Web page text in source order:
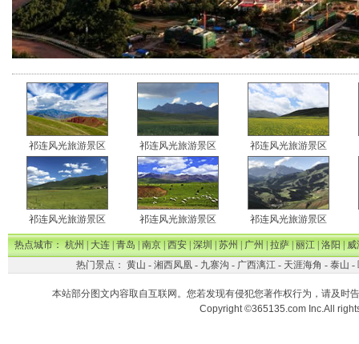
祁连风光旅游景区 祁连风光旅游景区 祁连风光旅游景区
祁连风光旅游景区 祁连风光旅游景区 祁连风光旅游景区
热点城市：杭州|大连|青岛|南京|西安|深圳|苏州|广州|拉萨|丽江|洛阳|威
热门景点： 黄山 - 湘西凤凰- 九寨沟 - 广西漓江- 天涯海角 - 泰山 -
本站部分图文内容取自互联网。您若发现有侵犯您著作权行为，请及时
Copyright ©365135.com Inc.All